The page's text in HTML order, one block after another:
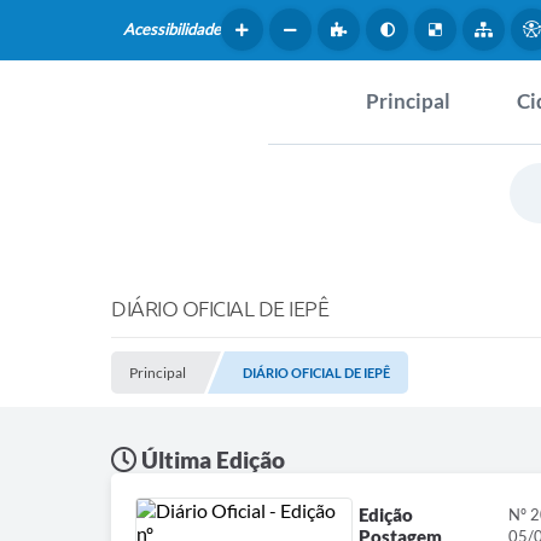
Acessibilidade
Principal
2027
DIÁRIO OFICIAL DE IEPÊ
Principal DIÁRIO OFICIAL DE IEPÊ
Última Edição
Edição Nº
Postagem 05/